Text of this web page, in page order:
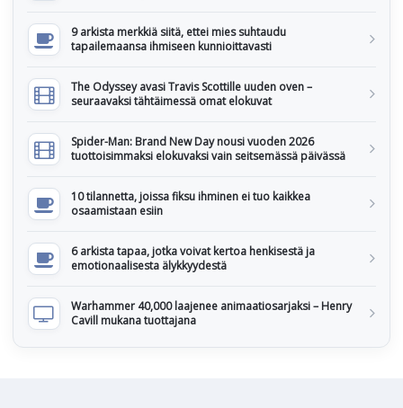
9 arkista merkkiä siitä, ettei mies suhtaudu
tapailemaansa ihmiseen kunnioittavasti
The Odyssey avasi Travis Scottille uuden oven –
seuraavaksi tähtäimessä omat elokuvat
Spider-Man: Brand New Day nousi vuoden 2026
tuottoisimmaksi elokuvaksi vain seitsemässä päivässä
10 tilannetta, joissa fiksu ihminen ei tuo kaikkea
osaamistaan esiin
6 arkista tapaa, jotka voivat kertoa henkisestä ja
emotionaalisesta älykkyydestä
Warhammer 40,000 laajenee animaatiosarjaksi – Henry
Cavill mukana tuottajana